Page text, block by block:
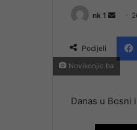
nk 1
Send
email
Podijeli
Novikonjic.ba
Danas u Bosni